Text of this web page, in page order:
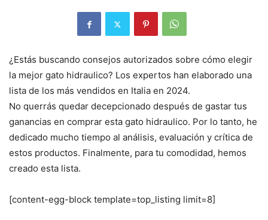
¿Estás buscando consejos autorizados sobre cómo elegir
la mejor gato hidraulico? Los expertos han elaborado una
lista de los más vendidos en Italia en 2024.
No querrás quedar decepcionado después de gastar tus
ganancias en comprar esta gato hidraulico. Por lo tanto, he
dedicado mucho tiempo al análisis, evaluación y crítica de
estos productos. Finalmente, para tu comodidad, hemos
creado esta lista.
[content-egg-block template=top_listing limit=8]